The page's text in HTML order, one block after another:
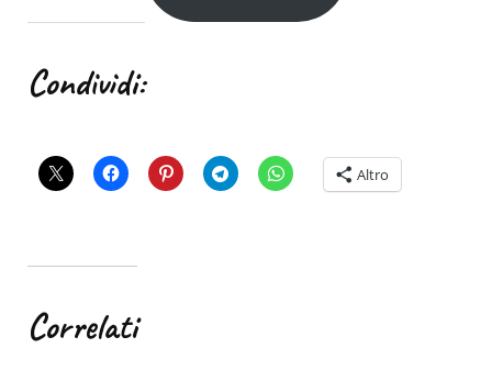
Condividi:
Altro
Correlati